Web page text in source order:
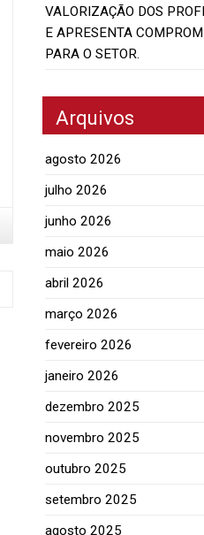
VALORIZAÇÃO DOS
E APRESENTA
PARA O SETOR.
Arquivos
agosto 2026
julho 2026
junho 2026
maio 2026
abril 2026
março 2026
fevereiro 2026
janeiro 2026
dezembro 2025
novembro 2025
outubro 2025
setembro 2025
agosto 2025